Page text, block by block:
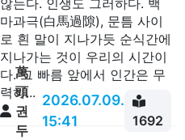
마과극(白馬過隙), 문틈 사이
로 흰 말이 지나가듯 순식간에
지나가는 것이 우리의 시간이
다. 그 빠름 앞에서 인간은 무
력하...
萬
頭
권
두
2026.07.09.
15:41
1692